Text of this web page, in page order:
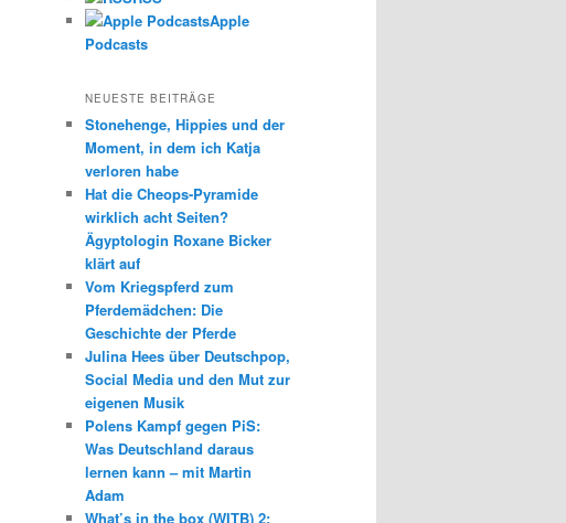
Apple
Podcasts
NEUESTE BEITRÄGE
Stonehenge, Hippies und der
Moment, in dem ich Katja
verloren habe
Hat die Cheops-Pyramide
wirklich acht Seiten?
Ägyptologin Roxane Bicker
klärt auf
Vom Kriegspferd zum
Pferdemädchen: Die
Geschichte der Pferde
Julina Hees über Deutschpop,
Social Media und den Mut zur
eigenen Musik
Polens Kampf gegen PiS:
Was Deutschland daraus
lernen kann – mit Martin
Adam
What’s in the box (WITB) 2: